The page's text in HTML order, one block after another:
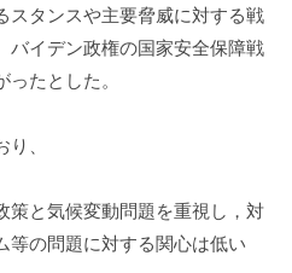
スタンスや主要脅威に対する戦
バイデン政権の国家安全保障戦
たとした。
、
策と気候変動問題を重視し，対
等の問題に対する関心は低い